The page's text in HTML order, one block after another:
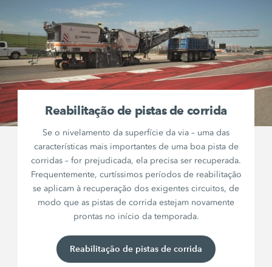
Reabilitação de pistas de corrida
Se o nivelamento da superfície da via – uma das
características mais importantes de uma boa pista de
corridas – for prejudicada, ela precisa ser recuperada.
Frequentemente, curtíssimos períodos de reabilitação
se aplicam à recuperação dos exigentes circuitos, de
modo que as pistas de corrida estejam novamente
prontas no início da temporada.
Reabilitação de pistas de corrida